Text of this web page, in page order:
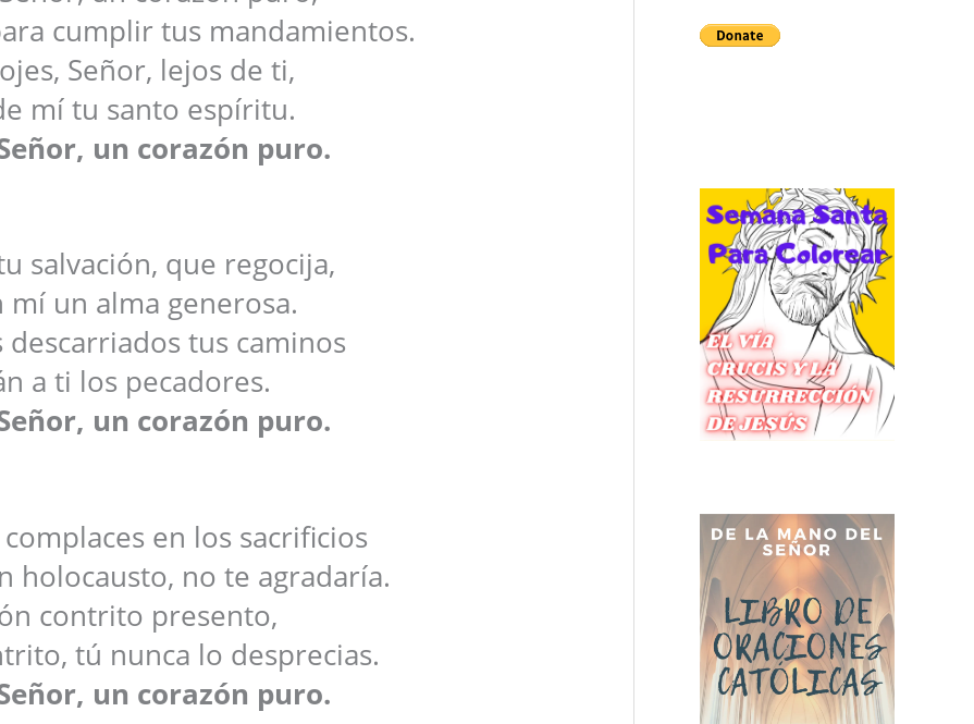
cumplir tus mandamientos.
Señor, lejos de ti,
mí tu santo espíritu.
un corazón puro.
salvación, que regocija,
mí un alma generosa.
descarriados tus caminos
a ti los pecadores.
un corazón puro.
en los sacrificios
holocausto, no te agradaría.
contrito presento,
tú nunca lo desprecias.
un corazón puro.